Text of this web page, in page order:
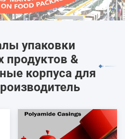
упаковки
&
корпуса для